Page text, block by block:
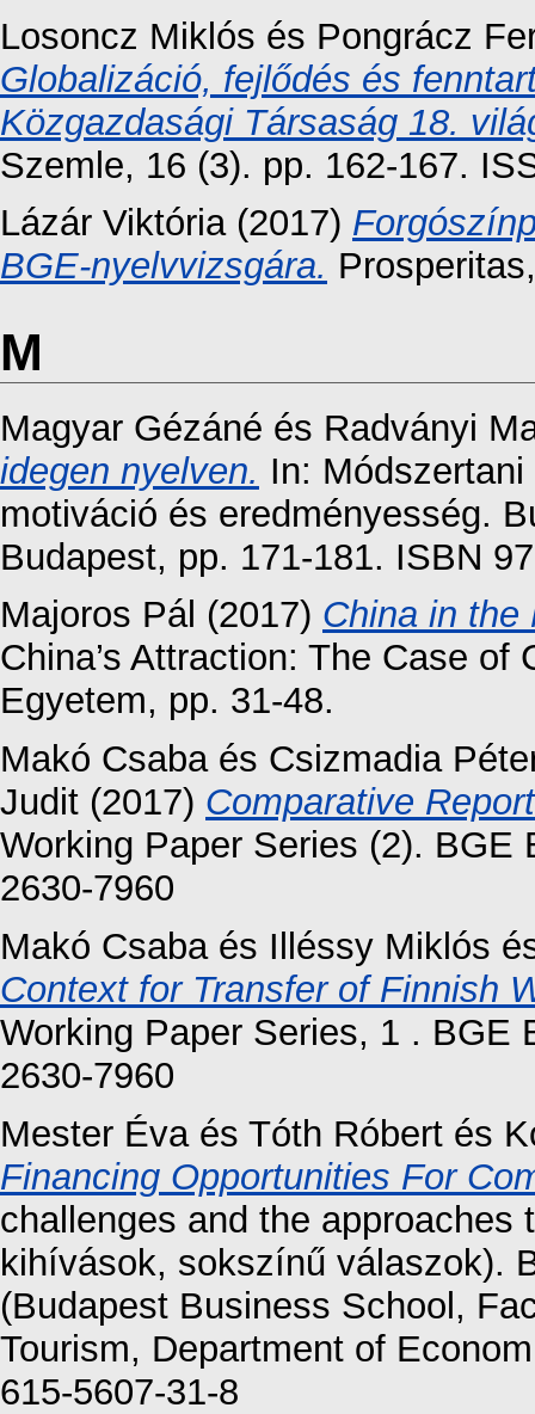
Losoncz Miklós és Pongrácz
Globalizáció, fejlődés és
Közgazdasági Társaság 18.
Szemle, 16 (3). pp. 162-167.
Lázár Viktória(2017)
BGE-nyelvvizsgára.
M
Magyar Gézáné és Radványi
idegen nyelven. In:
motiváció és eredményesség.
Budapest, pp. 171-181. ISBN
Majoros Pál (2017) China in the
China’s Attraction: The Case
Egyetem, pp. 31-48.
Makó Csabaés Csizmadia
Judit (2017) Comparative
Working Paper Series (2).
2630-7960
Makó Csabaés Illéssy Miklós
Context for Transfer of Finnish
Working Paper Series, 1 . BGE
2630-7960
Mester Évaés Tóth Róbert és
Financing Opportunities For
challenges and the
kihívások, sokszínű válaszok).
(Budapest Business School,
Tourism, Department of
615-5607-31-8